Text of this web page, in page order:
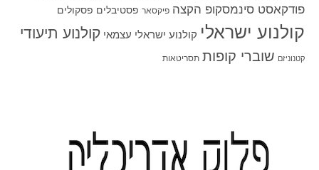
פודקאסט סינמסקופ הקצה פיקסאר פסטיבלים פסקולים
קולנוע ישראלי קולנוע ישראלי עצמאי קולנוע תיעודי
קטנוניזם שוברי קופות תסריטאות